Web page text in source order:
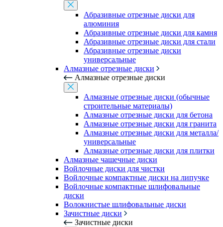
Абразивные отрезные диски для
алюминия
Абразивные отрезные диски для камня
Абразивные отрезные диски для стали
Абразивные отрезные диски
универсальные
Алмазные отрезные диски
Алмазные отрезные диски
Алмазные отрезные диски (обычные
строительные материалы)
Алмазные отрезные диски для бетона
Алмазные отрезные диски для гранита
Алмазные отрезные диски для металла/
универсальные
Алмазные отрезные диски для плитки
Алмазные чашечные диски
Войлочные диски для чистки
Войлочные компактные диски на липучке
Войлочные компактные шлифовальные
диски
Волокнистые шлифовальные диски
Зачистные диски
Зачистные диски